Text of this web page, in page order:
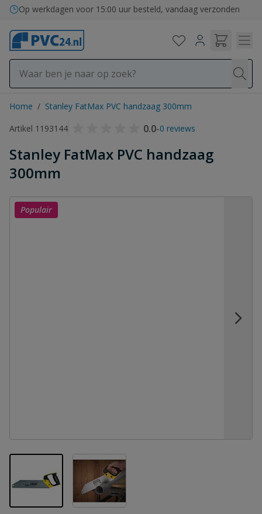
Ga naar de inhoud
Op werkdagen voor 15:00 uur besteld, vandaag verzonden
Home / Stanley FatMax PVC handzaag 300mm
Artikel 1193144
0.0-0 reviews
Stanley FatMax PVC handzaag
300mm
Populair
View larger imageView larger image